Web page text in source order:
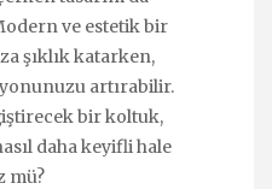
ve estetik bir
şıklık katarken,
artırabilir.
bir koltuk,
daha keyifli hale
mü?